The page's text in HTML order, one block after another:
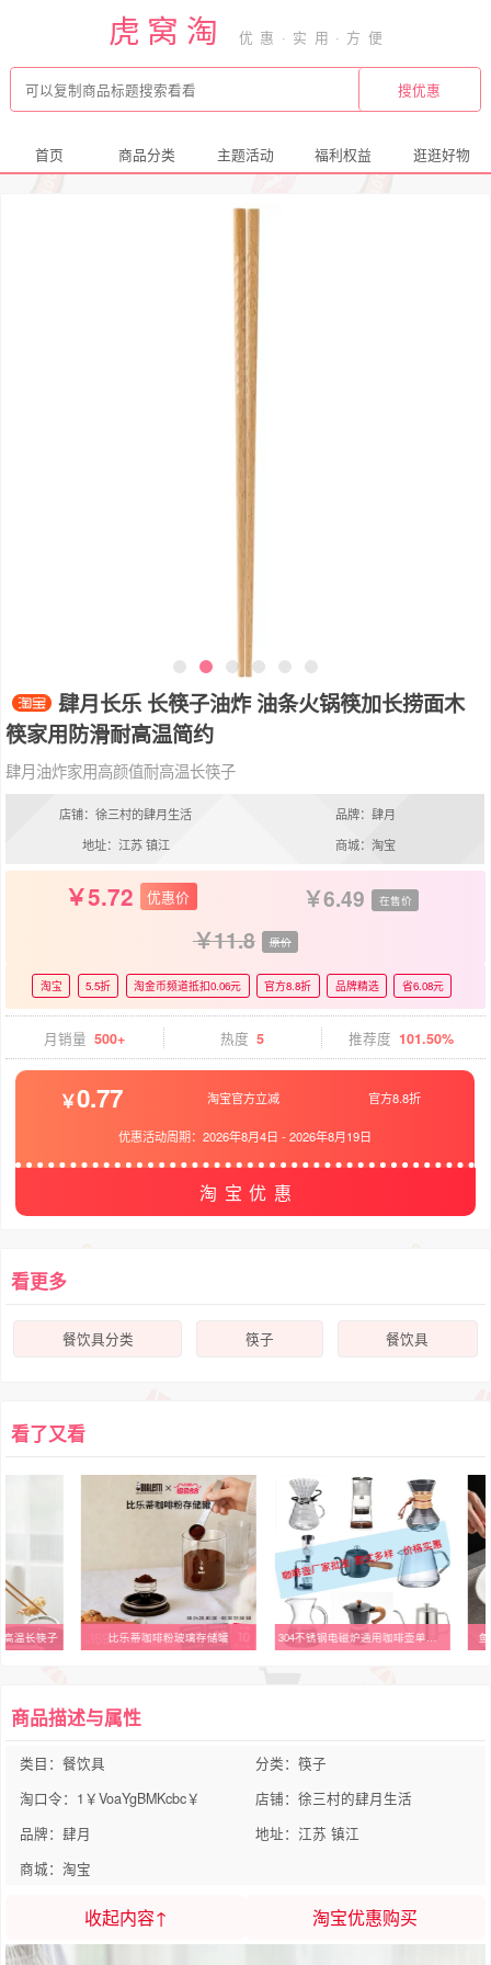
虎窝淘
首页 商品分类 主题活动 福利权益 逛逛好物
肆月长乐 长筷子油炸 油条火锅筷加长捞面木
筷家用防滑耐高温简约
肆月油炸家用高颜值耐高温长筷子
店铺：徐三村的肆月生活
品牌：肆月
地址：江苏 镇江
商城：淘宝
5.72 优惠价 6.49 在售价
11.8 原价
淘宝 5.5折 淘金币频道抵扣0.06元 官方8.8折 品牌精选 省6.08元
月销量 500+ 热度 5 推荐度 101.50%
0.77 淘宝官方立减 官方8.8折
优惠活动周期：2026年8月4日 -2026年8月19日
淘宝优惠
看更多
餐饮具分类 筷子 餐饮具
看了又看
温长筷子 比乐蒂咖啡粉玻璃存储罐 304不锈钢电磁炉通用咖啡壶单柄细嘴摩卡壶手冲壶Coffee pot500ml
商品描述与属性
类目：餐饮具
分类：筷子
淘口令：1￥VoaYgBMKcbc￥
店铺：徐三村的肆月生活
品牌：肆月
地址：江苏 镇江
商城：淘宝
收起内容↑ 淘宝优惠购买